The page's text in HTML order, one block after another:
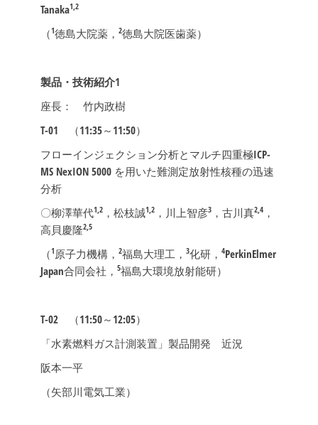
Tanaka1,2
（ 1徳島大院薬， 2徳島大院医歯薬）
製品・技術紹介1
座長： 竹内政樹
T-01 （11:35～11:50）
フローインジェクション分析とマルチ四重極ICP-
MS NexION 5000 を用いた難測定放射性核種の迅速
分析
〇柳澤華代1,2，松枝誠1,2，川上智彦3，古川真2,4，
高貝慶隆2,5
（ 1原子力機構， 2福島大理工， 3化研， 4PerkinElmer
Japan合同会社， 5福島大環境放射能研）
T-02（11:50～12:05）
「水素燃料ガス計測装置」製品開発 近況
阪本一平
（矢部川電気工業）